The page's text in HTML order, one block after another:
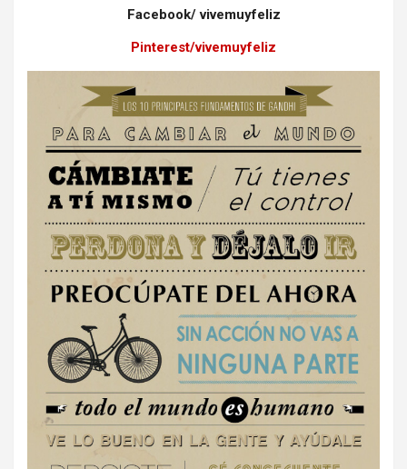
Facebook/ vivemuyfeliz
Pinterest/vivemuyfeliz